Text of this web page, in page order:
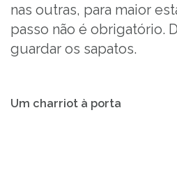
nas outras, para maior
passo não é obrigatório.
guardar os sapatos.
Um charriot à porta